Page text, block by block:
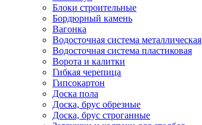
Блоки строительные
Бордюрный камень
Вагонка
Водосточная система металлическая
Водосточная система пластиковая
Ворота и калитки
Гибкая черепица
Гипсокартон
Доска пола
Доска, брус обрезные
Доска, брус строганные